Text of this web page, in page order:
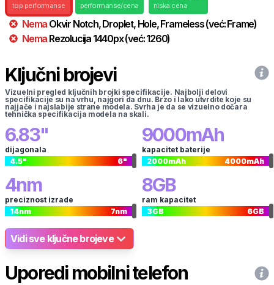
top performanse performanse/cena niska cena
Nema Okvir Notch, Droplet, Hole, Frameless(već:Frame)
Nema Rezolucija 1440px(već:1260)
Ključni brojevi
Vizuelni pregled ključnih brojki specifikacije. Najbolji delovi
specifikacije su na vrhu, najgori da dnu. Brzo i lako utvrdite koje su
najjače i najslabije strane modela. Svrha je da se vizuelno dočara
tehnička specifikacija modela na skali.
6.83"
dijagonala
4.5" 6"
9000mAh
kapacitet baterije
2000mAh 4000mAh
4nm
preciznost izrade
14nm 7nm
8GB
ram kapacitet
3GB 6GB
Vidi sve ključne brojeve
Uporedi mobilni telefon